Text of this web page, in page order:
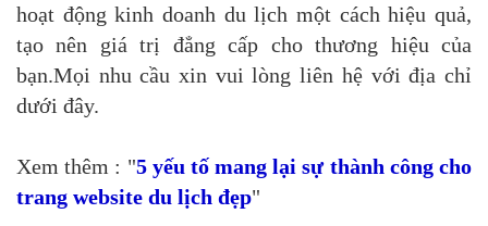
hoạt động kinh doanh du lịch một cách hiệu quả,
tạo nên giá trị đẳng cấp cho thương hiệu của
bạn.Mọi nhu cầu xin vui lòng liên hệ với địa chỉ
dưới đây.
Xem thêm : "5 yếu tố mang lại sự thành công cho
trang website du lịch đẹp"